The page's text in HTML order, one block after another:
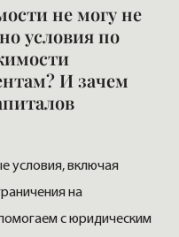
не могу не
условия по
И зачем
условия, включая
на
с юридическим